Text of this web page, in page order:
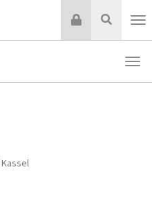
Suche
Login
Kassel